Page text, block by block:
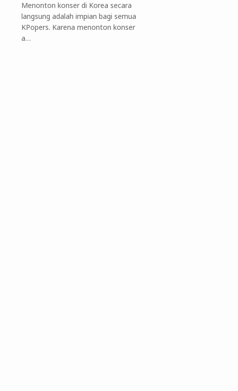
Menonton konser di Korea secara
langsung adalah impian bagi semua
KPopers. Karena menonton konser
a…